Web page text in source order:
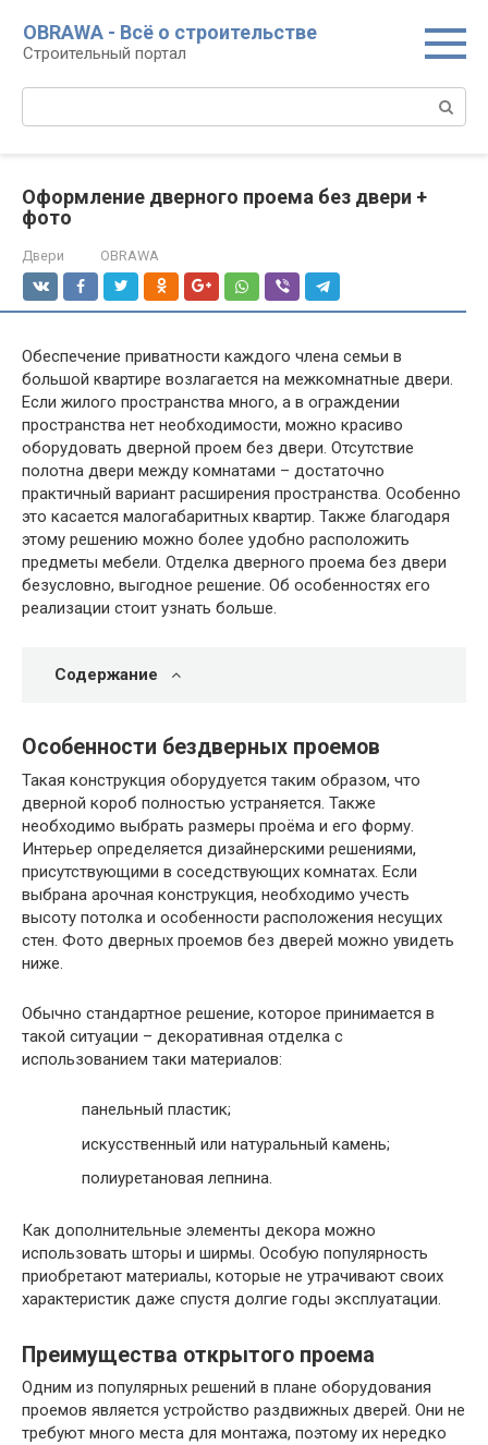
контенту
OBRAWA - Всё о строительстве
Строительный портал
Оформление дверного проема без двери +
фото
Двери OBRAWA
Обеспечение приватности каждого члена семьи в
большой квартире возлагается на межкомнатные двери.
Если жилого пространства много, а в ограждении
пространства нет необходимости, можно красиво
оборудовать дверной проем без двери. Отсутствие
полотна двери между комнатами – достаточно
практичный вариант расширения пространства. Особенно
это касается малогабаритных квартир. Также благодаря
этому решению можно более удобно расположить
предметы мебели. Отделка дверного проема без двери
безусловно, выгодное решение. Об особенностях его
реализации стоит узнать больше.
Содержание
Особенности бездверных проемов
Такая конструкция оборудуется таким образом, что
дверной короб полностью устраняется. Также
необходимо выбрать размеры проёма и его форму.
Интерьер определяется дизайнерскими решениями,
присутствующими в соседствующих комнатах. Если
выбрана арочная конструкция, необходимо учесть
высоту потолка и особенности расположения несущих
стен. Фото дверных проемов без дверей можно увидеть
ниже.
Обычно стандартное решение, которое принимается в
такой ситуации – декоративная отделка с
использованием таки материалов:
панельный пластик;
искусственный или натуральный камень;
полиуретановая лепнина.
Как дополнительные элементы декора можно
использовать шторы и ширмы. Особую популярность
приобретают материалы, которые не утрачивают своих
характеристик даже спустя долгие годы эксплуатации.
Преимущества открытого проема
Одним из популярных решений в плане оборудования
проемов является устройство раздвижных дверей. Они не
требуют много места для монтажа, поэтому их нередко